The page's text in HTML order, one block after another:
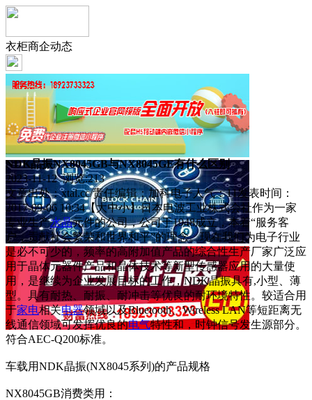
衣柜商企动态
NDK晶振NX8045GB与NX8045GE有什么区别
2023-11-12 浏览:213
文章出处：xtal.cc/责任编辑：加科电子人气：11发表时间：
2017-09-06 10:34【大中小】日本电波工业株式会社作为一家
专业生产水晶元件的公司，公司于1948成立，本着“服务客
户，贡献社会繁荣和世界和平”的理念。现在我们为电子行业
是必不可少的，频率的高附加值产品的综合性生产厂家广泛应
用于晶体元器件产品和晶体技术等新型传感器应用的大量使
用，是继续为企业发展目标的工作，NDK晶振具有,小型、薄
型。具有耐热、耐振、耐冲击等优良的耐环境特性。较适合用
于家电相关电器领域以及Bluetooth、Wireless LAN等短距离无
线通信领域可发挥优良的电气特性和，时钟信号发生源部分。
符合AEC-Q200标准。
车载用NDK晶振(NX8045系列)的产品规格
NX8045GB消费类用：